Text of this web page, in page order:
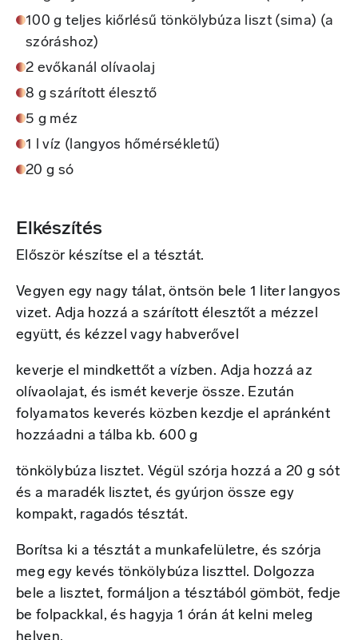
100 g teljes kiőrlésű tönkölybúza liszt (sima) (a
szóráshoz)
2 evőkanál olívaolaj
8 g szárított élesztő
5 g méz
1 l víz (langyos hőmérsékletű)
20 g só
Elkészítés
Először készítse el a tésztát.
Vegyen egy nagy tálat, öntsön bele 1 liter langyos
vizet. Adja hozzá a szárított élesztőt a mézzel
együtt, és kézzel vagy habverővel
keverje el mindkettőt a vízben. Adja hozzá az
olívaolajat, és ismét keverje össze. Ezután
folyamatos keverés közben kezdje el apránként
hozzáadni a tálba kb. 600 g
tönkölybúza lisztet. Végül szórja hozzá a 20 g sót
és a maradék lisztet, és gyúrjon össze egy
kompakt, ragadós tésztát.
Borítsa ki a tésztát a munkafelületre, és szórja
meg egy kevés tönkölybúza liszttel. Dolgozza
bele a lisztet, formáljon a tésztából gömböt, fedje
be folpackkal, és hagyja 1 órán át kelni meleg